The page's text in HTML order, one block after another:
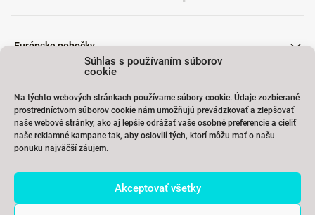
Súhlas s používaním súborov
cookie
Na týchto webových stránkach používame súbory cookie. Údaje zozbierané
prostredníctvom súborov cookie nám umožňujú prevádzkovať a zlepšovať
naše webové stránky, ako aj lepšie odrážať vaše osobné preferencie a cieliť
naše reklamné kampane tak, aby oslovili tých, ktorí môžu mať o našu
ponuku najväčší záujem.
Akceptovať všetky
Európske pobočky
Školenia